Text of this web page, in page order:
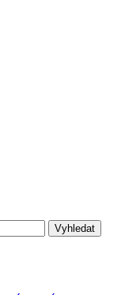
Vyhledat